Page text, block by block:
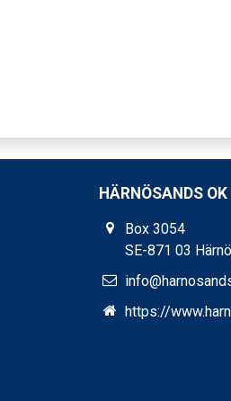
HÄRNÖSANDS OK
Box 3054
SE-871 03
https://